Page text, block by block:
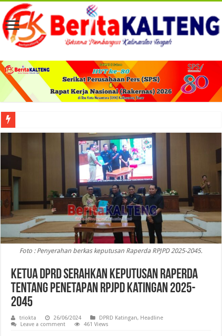
Viral! Selama Dua Bulan Lebih Siltap Serta Tunjangan Pemdes dan BPD di
Foto : Penyerahan berkas keputusan Raperda RPJPD 2025-2045.
Ketua DPRD Serahkan Keputusan Raperda
Tentang Penetapan RPJPD Katingan 2025-
2045
triokta 26/06/2024 DPRD Katingan, Headline
Leave a comment
461 Views